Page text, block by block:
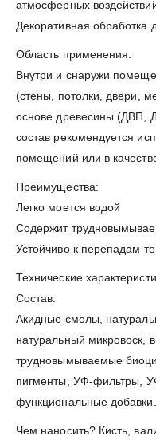
атмосферных
Декоративная обработка
Область применения:
Внутри и снаружи
(стены, потолки, двери,
основе древесины (ДВП,
состав рекомендуется
помещений или в
Преимущества:
Легко моется водой
Содержит
Устойчиво к перепадам
Технические
Состав:
Акидные смолы,
натуральный микровоск,
трудновымываемые
пигменты, УФ-фильтры,
функциональные добавки.
Чем наносить? Кисть,